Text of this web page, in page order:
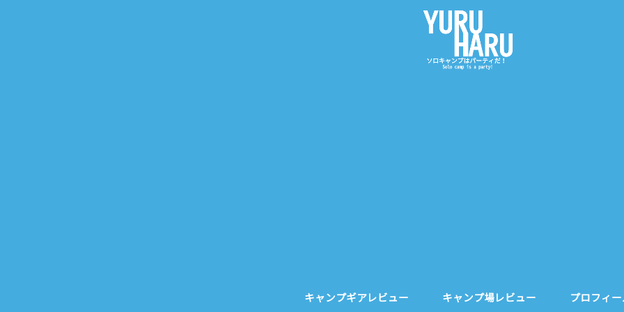
キャンプギアレビュー キャンプ場レビュー プロフィー